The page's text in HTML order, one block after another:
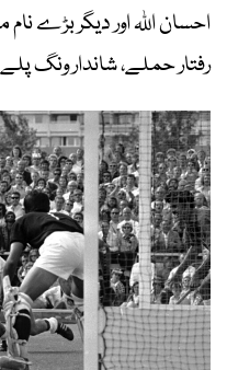
احسان اللہ اور دیگر بڑے
رفتار حملے، شاندار ونگ